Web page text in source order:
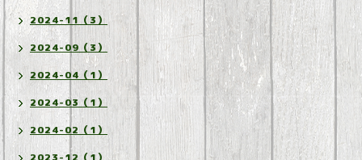
2024-11（3）
2024-09（3）
2024-04（1）
2024-03（1）
2024-02（1）
2023-12（1）